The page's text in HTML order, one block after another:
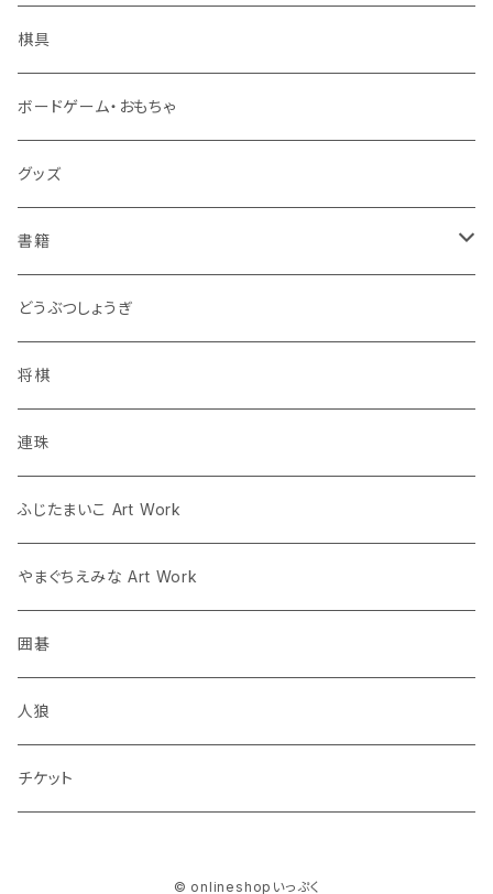
棋具
ボードゲーム・おもちゃ
グッズ
書籍
連珠
ツイクスト
将棋
囲碁
人狼
どうぶつしょうぎ
将棋
連珠
ふじたまいこ Art Work
やまぐちえみな Art Work
囲碁
人狼
チケット
© onlineshopいっぷく